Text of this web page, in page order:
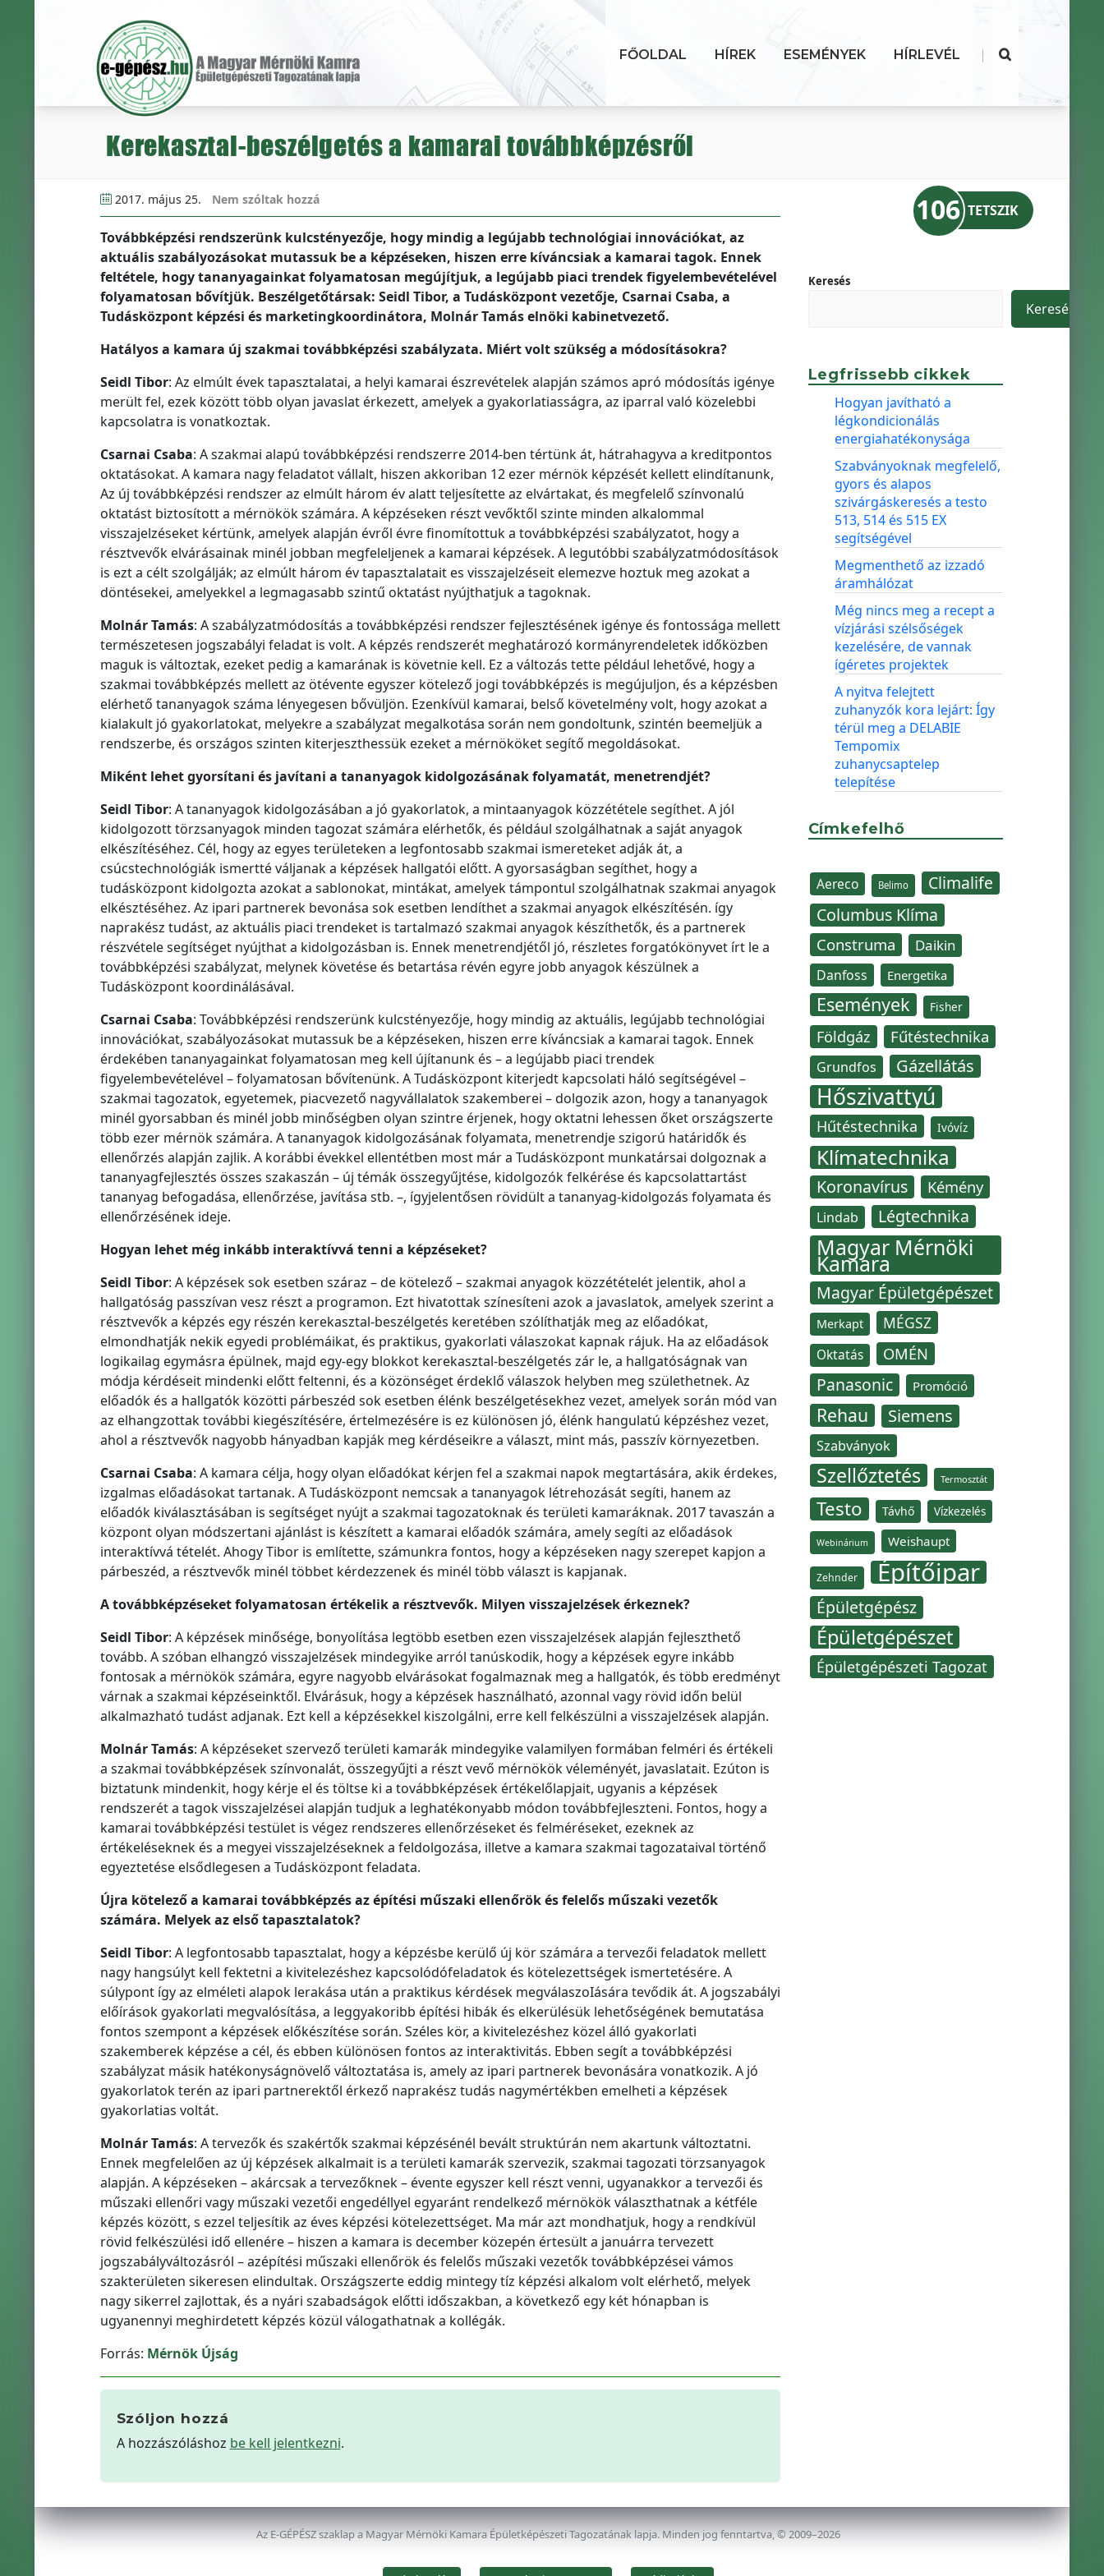
FŐOLDAL HÍREK ESEMÉNYEK HÍRLEVÉL |
Kerekasztal-beszélgetés a kamarai továbbképzésről
2017. május 25. Nem szóltak hozzá
Továbbképzési rendszerünk kulcstényezője, hogy mindig a legújabb technológiai innovációkat, az
aktuális szabályozásokat mutassuk be a képzéseken, hiszen erre kíváncsiak a kamarai tagok. Ennek
feltétele, hogy tananyagainkat folyamatosan megújítjuk, a legújabb piaci trendek figyelembevételével
folyamatosan bővítjük. Beszélgetőtársak: Seidl Tibor, a Tudásközpont vezetője, Csarnai Csaba, a
Tudásközpont képzési és marketingkoordinátora, Molnár Tamás elnöki kabinetvezető.
Hatályos a kamara új szakmai továbbképzési szabályzata. Miért volt szükség a módosításokra?
Seidl Tibor: Az elmúlt évek tapasztalatai, a helyi kamarai észrevételek alapján számos apró módosítás igénye
merült fel, ezek között több olyan javaslat érkezett, amelyek a gyakorlatiasságra, az iparral való közelebbi
kapcsolatra is vonatkoztak.
Csarnai Csaba: A szakmai alapú továbbképzési rendszerre 2014-ben tértünk át, hátrahagyva a kreditpontos
oktatásokat. A kamara nagy feladatot vállalt, hiszen akkoriban 12 ezer mérnök képzését kellett elindítanunk,
Az új továbbképzési rendszer az elmúlt három év alatt teljesítette az elvártakat, és megfelelő színvonalú
oktatást biztosított a mérnökök számára. A képzéseken részt vevőktől szinte minden alkalommal
visszajelzéseket kértünk, amelyek alapján évről évre finomítottuk a továbbképzési szabályzatot, hogy a
résztvevők elvárásainak minél jobban megfeleljenek a kamarai képzések. A legutóbbi szabályzatmódosítások
is ezt a célt szolgálják; az elmúlt három év tapasztalatait es visszajelzéseit elemezve hoztuk meg azokat a
döntésekei, amelyekkel a legmagasabb szintű oktatást nyújthatjuk a tagoknak.
Molnár Tamás: A szabályzatmódosítás a továbbképzési rendszer fejlesztésének igénye és fontossága mellett
természetesen jogszabályi feladat is volt. A képzés rendszerét meghatározó kormányrendeletek időközben
maguk is változtak, ezeket pedig a kamarának is követnie kell. Ez a változás tette például lehetővé, hogy a
szakmai továbbképzés mellett az ötévente egyszer kötelező jogi továbbképzés is megújuljon, és a képzésben
elérhető tananyagok száma lényegesen bővüljön. Ezenkívül kamarai, belső követelmény volt, hogy azokat a
kialakult jó gyakorlatokat, melyekre a szabályzat megalkotása során nem gondoltunk, szintén beemeljük a
rendszerbe, és országos szinten kiterjeszthessük ezeket a mérnököket segítő megoldásokat.
Miként lehet gyorsítani és javítani a tananyagok kidolgozásának folyamatát, menetrendjét?
Seidl Tibor: A tananyagok kidolgozásában a jó gyakorlatok, a mintaanyagok közzététele segíthet. A jól
kidolgozott törzsanyagok minden tagozat számára elérhetők, és például szolgálhatnak a saját anyagok
elkészítéséhez. Cél, hogy az egyes területeken a legfontosabb szakmai ismereteket adják át, a
csúcstechnológiák ismertté váljanak a képzések hallgatói előtt. A gyorsaságban segíthet, hogy a
tudásközpont kidolgozta azokat a sablonokat, mintákat, amelyek támpontul szolgálhatnak szakmai anyagok
elkésztéséhez. Az ipari partnerek bevonása sok esetben lendíthet a szakmai anyagok elkészítésén. így
naprakész tudást, az aktuális piaci trendeket is tartalmazó szakmai anyagok készíthetők, és a partnerek
részvétele segítséget nyújthat a kidolgozásban is. Ennek menetrendjétől jó, részletes forgatókönyvet írt le a
továbbképzési szabályzat, melynek követése és betartása révén egyre jobb anyagok készülnek a
Tudásközpont koordinálásával.
Csarnai Csaba: Továbbképzési rendszerünk kulcstényezője, hogy mindig az aktuális, legújabb technológiai
innovációkat, szabályozásokat mutassuk be a képzéseken, hiszen erre kíváncsiak a kamarai tagok. Ennek
érdekében tananyagainkat folyamatosan meg kell újítanunk és – a legújabb piaci trendek
figyelembevételével – folyamatosan bővítenünk. A Tudásközpont kiterjedt kapcsolati háló segítségével –
szakmai tagozatok, egyetemek, piacvezető nagyvállalatok szakemberei – dolgozik azon, hogy a tananyagok
minél gyorsabban és minél jobb minőségben olyan szintre érjenek, hogy oktatni lehessen őket országszerte
több ezer mérnök számára. A tananyagok kidolgozásának folyamata, menetrendje szigorú határidők és
ellenőrzés alapján zajlik. A korábbi évekkel ellentétben most már a Tudásközpont munkatársai dolgoznak a
tananyagfejlesztés összes szakaszán – új témák összegyűjtése, kidolgozók felkérése és kapcsolattartást
tananyag befogadása, ellenőrzése, javítása stb. –, ígyjelentősen rövidült a tananyag-kidolgozás folyamata és
ellenőrzésének ideje.
Hogyan lehet még inkább interaktívvá tenni a képzéseket?
Seidl Tibor: A képzések sok esetben száraz – de kötelező – szakmai anyagok közzétételét jelentik, ahol a
hallgatóság passzívan vesz részt a programon. Ezt hivatottak színesíteni azok a javaslatok, amelyek szerint a
résztvevők a képzés egy részén kerekasztal-beszélgetés keretében szólíthatják meg az előadókat,
elmondhatják nekik egyedi problémáikat, és praktikus, gyakorlati válaszokat kapnak rájuk. Ha az előadások
logikailag egymásra épülnek, majd egy-egy blokkot kerekasztal-beszélgetés zár le, a hallgatóságnak van
módja kérdéseit mindenki előtt feltenni, és a közönséget érdeklő válaszok helyben meg születhetnek. Az
előadók és a hallgatók közötti párbeszéd sok esetben élénk beszélgetésekhez vezet, amelyek során mód van
az elhangzottak további kiegészítésére, értelmezésére is ez különösen jó, élénk hangulatú képzéshez vezet,
ahol a résztvevők nagyobb hányadban kapják meg kérdéseikre a választ, mint más, passzív környezetben.
Csarnai Csaba: A kamara célja, hogy olyan előadókat kérjen fel a szakmai napok megtartására, akik érdekes,
izgalmas előadásokat tartanak. A Tudásközpont nemcsak a tananyagok létrehozását segíti, hanem az
előadók kiválasztásában is segítséget nyújt a szakmai tagozatoknak és területi kamaráknak. 2017 tavaszán a
központ olyan módszertani ajánlást is készített a kamarai előadók számára, amely segíti az előadások
interaktívvá tételét. Ahogy Tibor is említette, számunkra fontos, hogy a képzéseken nagy szerepet kapjon a
párbeszéd, a résztvevők minél többet kérdezzenek és minél több választ is kapjanak.
A továbbképzéseket folyamatosan értékelik a résztvevők. Milyen visszajelzések érkeznek?
Seidl Tibor: A képzések minősége, bonyolítása legtöbb esetben ezen visszajelzések alapján fejleszthető
tovább. A szóban elhangzó visszajelzések mindegyike arról tanúskodik, hogy a képzések egyre inkább
fontosak a mérnökök számára, egyre nagyobb elvárásokat fogalmaznak meg a hallgatók, és több eredményt
várnak a szakmai képzéseinktől. Elvárásuk, hogy a képzések használható, azonnal vagy rövid időn belül
alkalmazható tudást adjanak. Ezt kell a képzésekkel kiszolgálni, erre kell felkészülni a visszajelzések alapján.
Molnár Tamás: A képzéseket szervező területi kamarák mindegyike valamilyen formában felméri és értékeli
a szakmai továbbképzések színvonalát, összegyűjti a részt vevő mérnökök véleményét, javaslatait. Ezúton is
biztatunk mindenkit, hogy kérje el és töltse ki a továbbképzések értékelőlapjait, ugyanis a képzések
rendszerét a tagok visszajelzései alapján tudjuk a leghatékonyabb módon továbbfejleszteni. Fontos, hogy a
kamarai továbbképzési testület is végez rendszeres ellenőrzéseket és felméréseket, ezeknek az
értékeléseknek és a megyei visszajelzéseknek a feldolgozása, illetve a kamara szakmai tagozataival történő
egyeztetése elsődlegesen a Tudásközpont feladata.
Újra kötelező a kamarai továbbképzés az építési műszaki ellenőrök és felelős műszaki vezetők
számára. Melyek az első tapasztalatok?
Seidl Tibor: A legfontosabb tapasztalat, hogy a képzésbe kerülő új kör számára a tervezői feladatok mellett
nagy hangsúlyt kell fektetni a kivitelezéshez kapcsolódófeladatok és kötelezettségek ismertetésére. A
súlypont így az elméleti alapok lerakása után a praktikus kérdések megválaszoIására tevődik át. A jogszabályi
előírások gyakorlati megvalósítása, a leggyakoribb építési hibák és elkerülésük lehetőségének bemutatása
fontos szempont a képzések előkészítése során. Széles kör, a kivitelezéshez közel álló gyakorlati
szakemberek képzése a cél, és ebben különösen fontos az interaktivitás. Ebben segít a továbbképzési
szabályzat másik hatékonyságnövelő változtatása is, amely az ipari partnerek bevonására vonatkozik. A jó
gyakorlatok terén az ipari partnerektől érkező naprakész tudás nagymértékben emelheti a képzések
gyakorlatias voltát.
Molnár Tamás: A tervezők és szakértők szakmai képzésénél bevált struktúrán nem akartunk változtatni.
Ennek megfelelően az új képzések alkalmait is a területi kamarák szervezik, szakmai tagozati törzsanyagok
alapján. A képzéseken – akárcsak a tervezőknek – évente egyszer kell részt venni, ugyanakkor a tervezői és
műszaki ellenőri vagy műszaki vezetői engedéllyel egyaránt rendelkező mérnökök választhatnak a kétféle
képzés között, s ezzel teljesítik az éves képzési kötelezettséget. Ma már azt mondhatjuk, hogy a rendkívül
rövid felkészülési idő ellenére – hiszen a kamara is december közepén értesült a januárra tervezett
jogszabályváltozásról – azépítési műszaki ellenőrök és felelős műszaki vezetők továbbképzései vámos
szakterületen sikeresen elindultak. Országszerte eddig mintegy tíz képzési alkalom volt elérhető, melyek
nagy sikerrel zajlottak, és a nyári szabadságok előtti időszakban, a következő egy két hónapban is
ugyanennyi meghirdetett képzés közül válogathatnak a kollégák.
Forrás: Mérnök Újság
Szóljon hozzá
A hozzászóláshoz be kell jelentkezni.
106 TETSZIK
Keresés
Keresés
Legfrissebb cikkek
Hogyan javítható a
légkondicionálás
energiahatékonysága
Szabványoknak megfelelő,
gyors és alapos
szivárgáskeresés a testo
513, 514 és 515 EX
segítségével
Megmenthető az izzadó
áramhálózat
Még nincs meg a recept a
vízjárási szélsőségek
kezelésére, de vannak
ígéretes projektek
A nyitva felejtett
zuhanyzók kora lejárt: Így
térül meg a DELABIE
Tempomix
zuhanycsaptelep
telepítése
Címkefelhő
Aereco Belimo
Climalife
Columbus Klíma
Construma Daikin
Danfoss Energetika
Események Fisher
Földgáz Fűtéstechnika
Grundfos Gázellátás
Hőszivattyú
Hűtéstechnika Ivóvíz
Klímatechnika
Koronavírus Kémény
Lindab Légtechnika
Magyar Mérnöki
Kamara
Magyar Épületgépészet
Merkapt MÉGSZ
Oktatás OMÉN
Panasonic Promóció
Rehau Siemens
Szabványok
Szellőztetés Termosztát
Testo Távhő Vízkezelés
Webinárium Weishaupt
Zehnder Építőipar
Épületgépész
Épületgépészet
Épületgépészeti Tagozat
Az E-GÉPÉSZ szaklap a Magyar Mérnöki Kamara Épületképészeti Tagozatának lapja. Minden jog fenntartva, © 2009–2026